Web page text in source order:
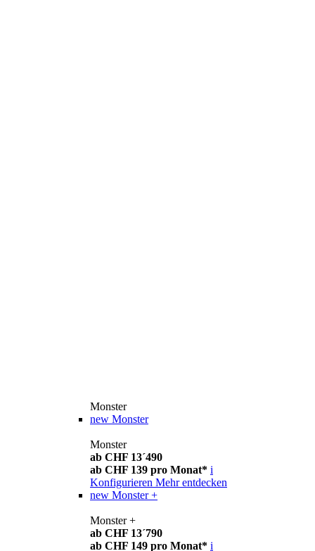
Monster
new Monster
Monster
ab CHF 13´490
ab CHF 139 pro Monat* i
Konfigurieren Mehr entdecken
new Monster +
Monster +
ab CHF 13´790
ab CHF 149 pro Monat* i